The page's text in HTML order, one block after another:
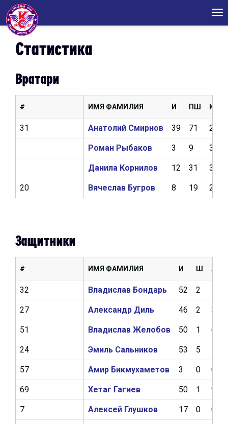
Статистика
Вратари
ИМЯ ФАМИЛИЯ И ПШ КН
Анатолий Смирнов 39 71 2,03
Роман Рыбаков 3 9 3,45
Данила Корнилов 12 31 3,09
Вячеслав Бугров 8 19 2,67
#
31
20
Защитники
ИМЯ ФАМИЛИЯ И Ш А
Владислав Бондарь 52 2 5
Александр Диль 46 2 3
Владислав Желобов 50 1 6
Эмиль Сальников 53 5 10
Амир Бикмухаметов 3 0 0
Хетаг Гагиев 50 1 9
Алексей Глушков 17 0 0
#
32
27
51
24
57
69
7